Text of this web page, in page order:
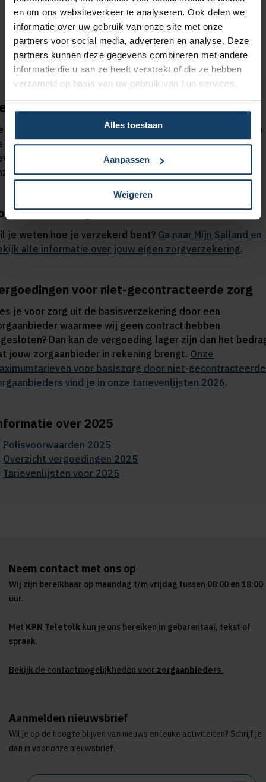
en om ons websiteverkeer te analyseren. Ook delen we
informatie over uw gebruik van onze site met onze
partners voor social media, adverteren en analyse. Deze
partners kunnen deze gegevens combineren met andere
informatie die u aan ze heeft verstrekt of die ze hebben
verzameld op basis van uw gebruik van hun services.
Alles toestaan
Aanpassen
Weigeren
op
informatie op deze pagina is een verkorte weergave van
vergoedingen en is bedoeld om je een eerste indruk te
van de dekking. Je kunt alleen rechten ontlenen aan
polisvoorwaarden 2026.
verzekering
je weten hoe je verzekerd bent? Ga naar Mijn Salland en
alle informatie over jouw eigen zorgverzekering.
voor niet-gecontracteerde zorg
je voor zorg uit de basisverzekering door een
waarmee wij geen contract hebben
Dan kan de vergoeding lager zijn dan het
jouw zorgaanbieder in rekening brengt. Onze
voor basiszorg door niet-gecontracteerde
vind je in onze tarievenlijsten 2026.
over 2025
Polisvoorwaarden 2025
Overzicht vergoedingen 2025
Tarievenlijsten voor 2025
Neem contact met ons op
Wij zijn bereikbaar op maandag t/m vrijdag tussen 08:00 en 18:00
uur.
Met KPN Teletolk kun je ons bereiken in gebarentaal, tekst of
spraak.
Bekijk de contactmogelijkheden voor zorgaanbieders.
Aanmelden nieuwsbrief
Wil je op de hoogte blijven van nieuws en leuke activiteiten? Schrijf je
dan in voor onze nieuwsbrief.